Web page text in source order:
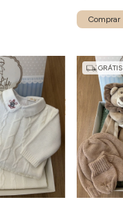
Comprar
GRÁTIS